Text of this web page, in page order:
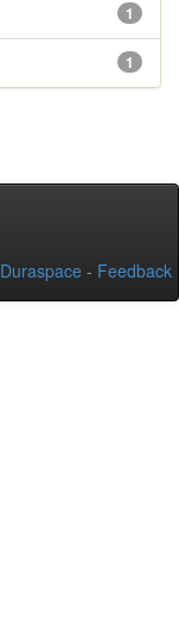
1
1
Duraspace - Feedback